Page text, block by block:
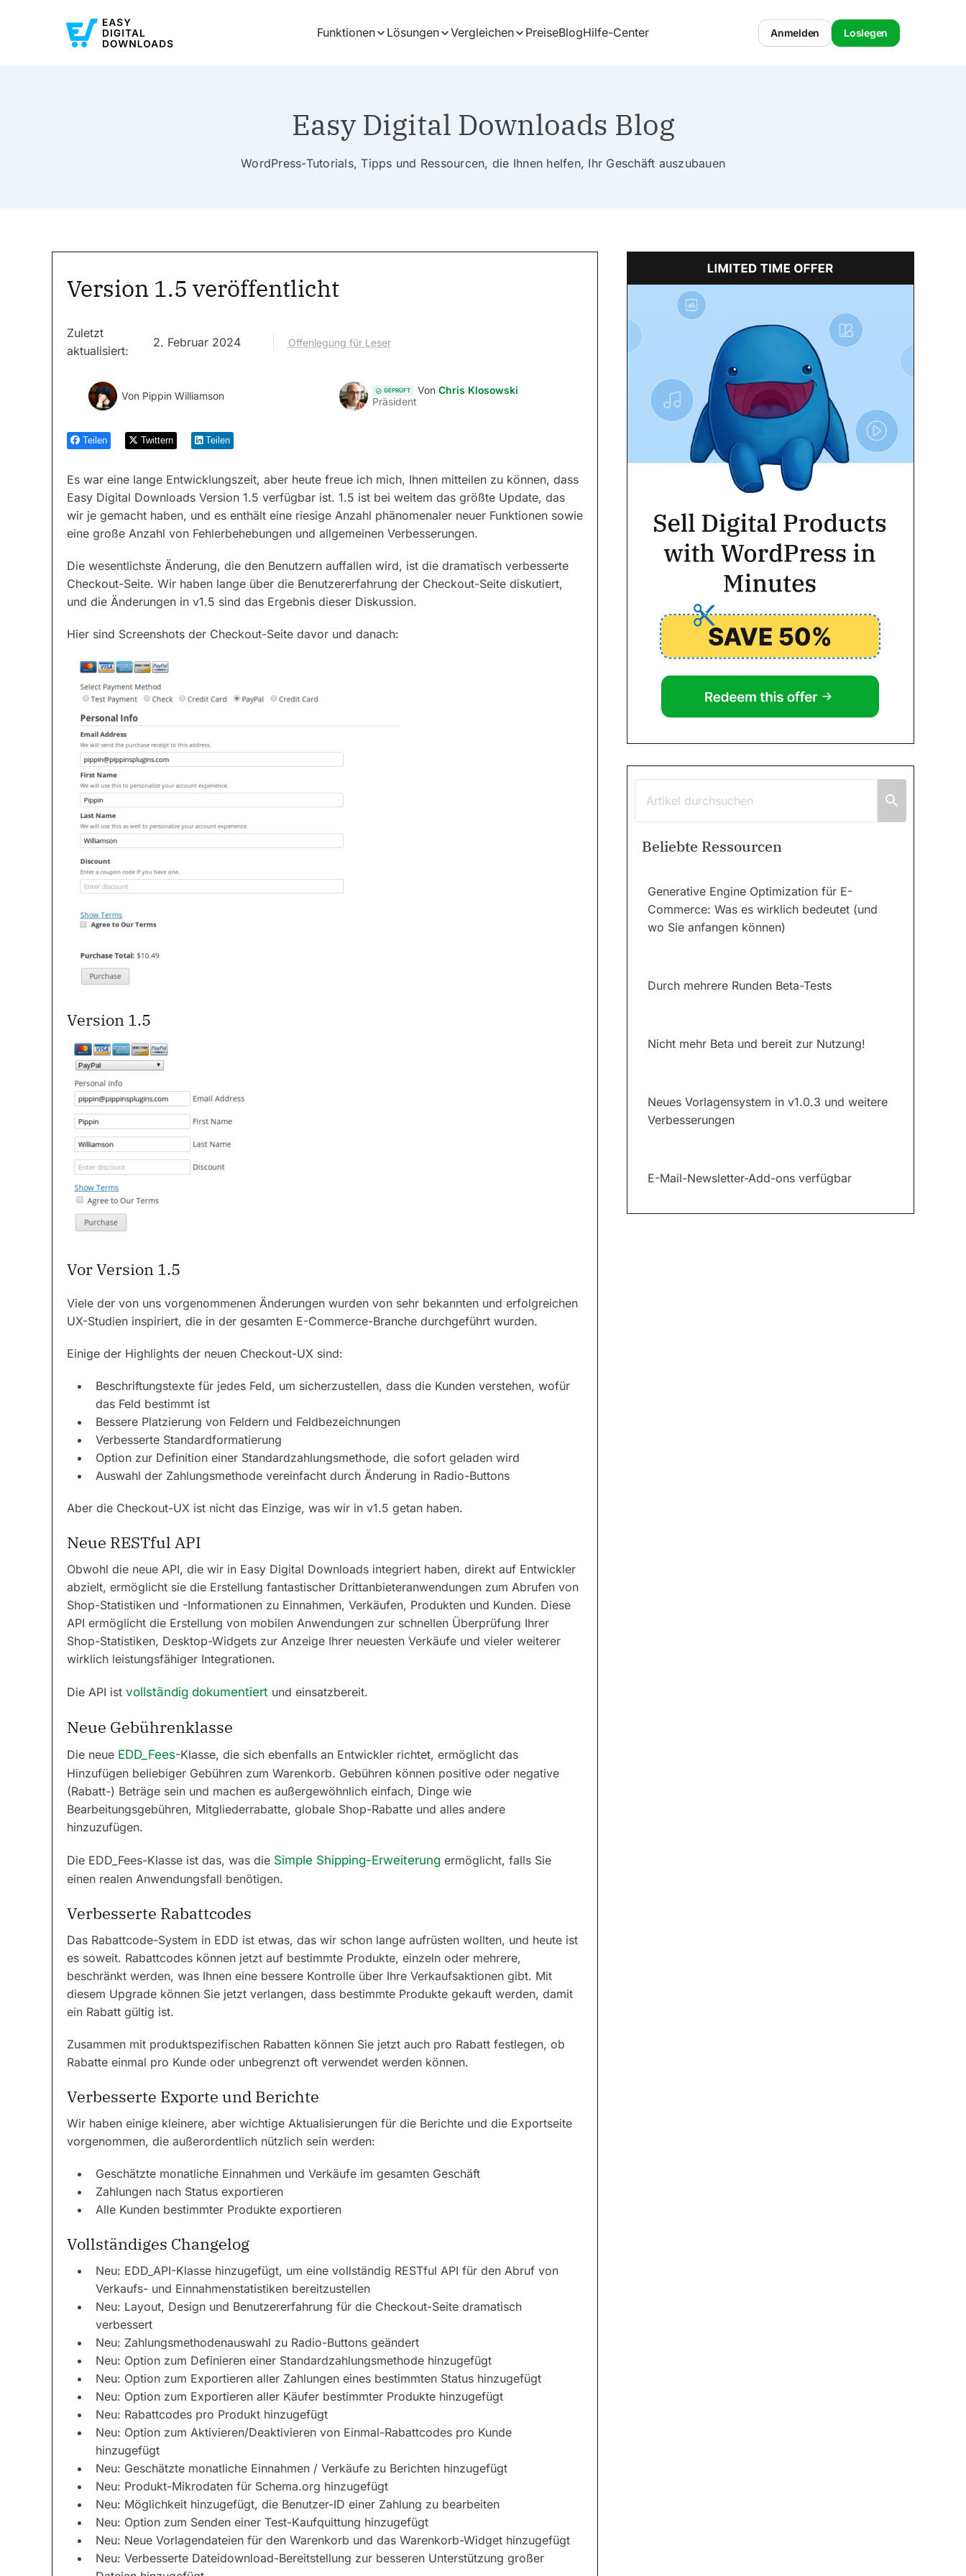
Funktionen Lösungen Vergleichen PreiseBlogHilfe-Center Anmelden Loslegen
Easy Digital Downloads Blog
WordPress-Tutorials, Tipps und Ressourcen, die Ihnen helfen, Ihr Geschäft auszubauen
Version 1.5 veröffentlicht
Zuletzt
aktualisiert:
2. Februar 2024 Offenlegung für Leser
Von Pippin Williamson GEPRÜFT Von Chris Klosowski
Präsident
Teilen Twittern Teilen
Es war eine lange Entwicklungszeit, aber heute freue ich mich, Ihnen mitteilen zu können, dass
Easy Digital Downloads Version 1.5 verfügbar ist. 1.5 ist bei weitem das größte Update, das
wir je gemacht haben, und es enthält eine riesige Anzahl phänomenaler neuer Funktionen sowie
eine große Anzahl von Fehlerbehebungen und allgemeinen Verbesserungen.
Die wesentlichste Änderung, die den Benutzern auffallen wird, ist die dramatisch verbesserte
Checkout-Seite. Wir haben lange über die Benutzererfahrung der Checkout-Seite diskutiert,
und die Änderungen in v1.5 sind das Ergebnis dieser Diskussion.
Hier sind Screenshots der Checkout-Seite davor und danach:
Version 1.5
Vor Version 1.5
Viele der von uns vorgenommenen Änderungen wurden von sehr bekannten und erfolgreichen
UX-Studien inspiriert, die in der gesamten E-Commerce-Branche durchgeführt wurden.
Einige der Highlights der neuen Checkout-UX sind:
Beschriftungstexte für jedes Feld, um sicherzustellen, dass die Kunden verstehen, wofür
das Feld bestimmt ist
Bessere Platzierung von Feldern und Feldbezeichnungen
Verbesserte Standardformatierung
Option zur Definition einer Standardzahlungsmethode, die sofort geladen wird
Auswahl der Zahlungsmethode vereinfacht durch Änderung in Radio-Buttons
Aber die Checkout-UX ist nicht das Einzige, was wir in v1.5 getan haben.
Neue RESTful API
Obwohl die neue API, die wir in Easy Digital Downloads integriert haben, direkt auf Entwickler
abzielt, ermöglicht sie die Erstellung fantastischer Drittanbieteranwendungen zum Abrufen von
Shop-Statistiken und -Informationen zu Einnahmen, Verkäufen, Produkten und Kunden. Diese
API ermöglicht die Erstellung von mobilen Anwendungen zur schnellen Überprüfung Ihrer
Shop-Statistiken, Desktop-Widgets zur Anzeige Ihrer neuesten Verkäufe und vieler weiterer
wirklich leistungsfähiger Integrationen.
Die API ist vollständig dokumentiert und einsatzbereit.
Neue Gebührenklasse
Die neue EDD_Fees-Klasse, die sich ebenfalls an Entwickler richtet, ermöglicht das
Hinzufügen beliebiger Gebühren zum Warenkorb. Gebühren können positive oder negative
(Rabatt-) Beträge sein und machen es außergewöhnlich einfach, Dinge wie
Bearbeitungsgebühren, Mitgliederrabatte, globale Shop-Rabatte und alles andere
hinzuzufügen.
Die EDD_Fees-Klasse ist das, was die Simple Shipping-Erweiterung ermöglicht, falls Sie
einen realen Anwendungsfall benötigen.
Verbesserte Rabattcodes
Das Rabattcode-System in EDD ist etwas, das wir schon lange aufrüsten wollten, und heute ist
es soweit. Rabattcodes können jetzt auf bestimmte Produkte, einzeln oder mehrere,
beschränkt werden, was Ihnen eine bessere Kontrolle über Ihre Verkaufsaktionen gibt. Mit
diesem Upgrade können Sie jetzt verlangen, dass bestimmte Produkte gekauft werden, damit
ein Rabatt gültig ist.
Zusammen mit produktspezifischen Rabatten können Sie jetzt auch pro Rabatt festlegen, ob
Rabatte einmal pro Kunde oder unbegrenzt oft verwendet werden können.
Verbesserte Exporte und Berichte
Wir haben einige kleinere, aber wichtige Aktualisierungen für die Berichte und die Exportseite
vorgenommen, die außerordentlich nützlich sein werden:
Geschätzte monatliche Einnahmen und Verkäufe im gesamten Geschäft
Zahlungen nach Status exportieren
Alle Kunden bestimmter Produkte exportieren
Vollständiges Changelog
Neu: EDD_API-Klasse hinzugefügt, um eine vollständig RESTful API für den Abruf von
Verkaufs- und Einnahmenstatistiken bereitzustellen
Neu: Layout, Design und Benutzererfahrung für die Checkout-Seite dramatisch
verbessert
Neu: Zahlungsmethodenauswahl zu Radio-Buttons geändert
Neu: Option zum Definieren einer Standardzahlungsmethode hinzugefügt
Neu: Option zum Exportieren aller Zahlungen eines bestimmten Status hinzugefügt
Neu: Option zum Exportieren aller Käufer bestimmter Produkte hinzugefügt
Neu: Rabattcodes pro Produkt hinzugefügt
Neu: Option zum Aktivieren/Deaktivieren von Einmal-Rabattcodes pro Kunde
hinzugefügt
Neu: Geschätzte monatliche Einnahmen / Verkäufe zu Berichten hinzugefügt
Neu: Produkt-Mikrodaten für Schema.org hinzugefügt
Neu: Möglichkeit hinzugefügt, die Benutzer-ID einer Zahlung zu bearbeiten
Neu: Option zum Senden einer Test-Kaufquittung hinzugefügt
Neu: Neue Vorlagendateien für den Warenkorb und das Warenkorb-Widget hinzugefügt
Neu: Verbesserte Dateidownload-Bereitstellung zur besseren Unterstützung großer
Beliebte Ressourcen
Generative Engine Optimization für E-
Commerce: Was es wirklich bedeutet (und
wo Sie anfangen können)
Durch mehrere Runden Beta-Tests
Nicht mehr Beta und bereit zur Nutzung!
Neues Vorlagensystem in v1.0.3 und weitere
Verbesserungen
E-Mail-Newsletter-Add-ons verfügbar